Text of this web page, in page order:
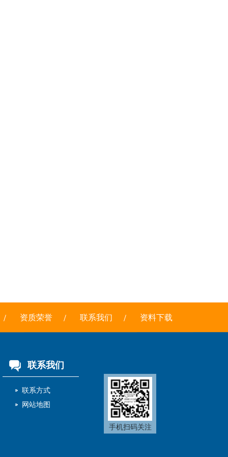
资质荣誉 联系我们 资料下载
联系我们
联系方式
网站地图
手机扫码关注